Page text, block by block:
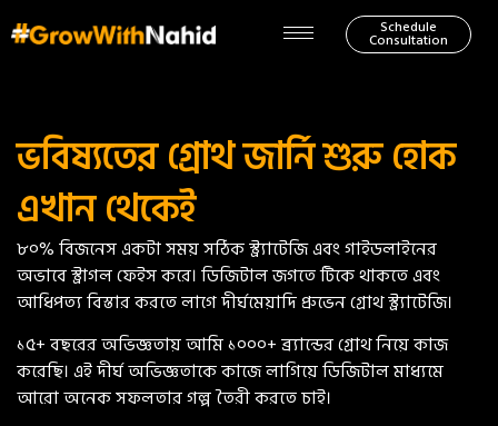
Schedule
Consultation
ভবিষ্যতের গ্রোথ জার্নি শুরু হোক
এখান থেকেই
৮০% বিজনেস একটা সময় সঠিক স্ট্র্যাটেজি এবং গাইডলাইনের
অভাবে স্ট্রাগল ফেইস করে। ডিজিটাল জগতে টিকে থাকতে এবং
আধিপত্য বিস্তার করতে লাগে দীর্ঘমেয়াদি প্রুভেন গ্রোথ স্ট্র্যাটেজি।
১৫+ বছরের অভিজ্ঞতায় আমি ১০০০+ ব্র্যান্ডের গ্রোথ নিয়ে কাজ
করেছি। এই দীর্ঘ অভিজ্ঞতাকে কাজে লাগিয়ে ডিজিটাল মাধ্যমে
আরো অনেক সফলতার গল্প তৈরী করতে চাই।